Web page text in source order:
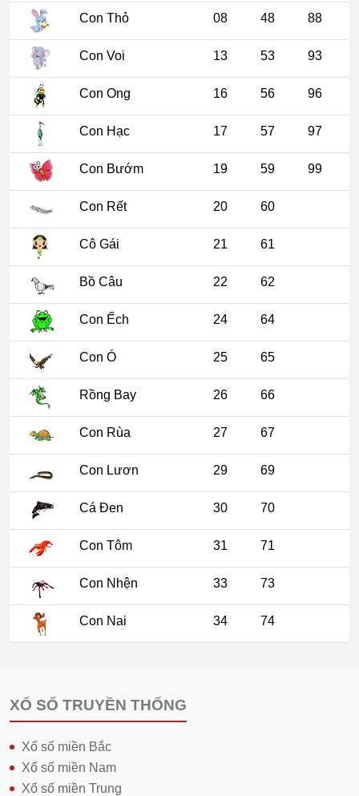
Con Thỏ 08 48 88
Con Voi 13 53 93
Con Ong 16 56 96
Con Hạc 17 57 97
Con Bướm 19 59 99
Con Rết 20 60
Cô Gái 21 61
Bồ Câu 22 62
Con Ếch 24 64
Con Ó 25 65
Rồng Bay 26 66
Con Rùa 27 67
Con Lươn 29 69
Cá Đen 30 70
Con Tôm 31 71
Con Nhện 33 73
Con Nai 34 74
XỔ SỐ TRUYỀN THỐNG
Xổ số miền Bắc
Xổ số miền Nam
Xổ số miền Trung